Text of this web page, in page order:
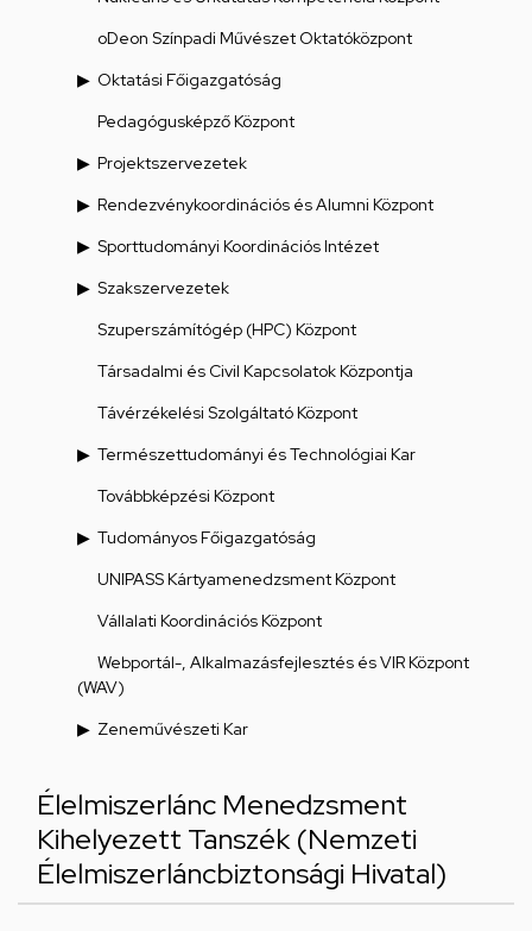
oDeon Színpadi Művészet Oktatóközpont
Oktatási Főigazgatóság
Pedagógusképző Központ
Projektszervezetek
Rendezvénykoordinációs és Alumni Központ
Sporttudományi Koordinációs Intézet
Szakszervezetek
Szuperszámítógép (HPC) Központ
Társadalmi és Civil Kapcsolatok Központja
Távérzékelési Szolgáltató Központ
Természettudományi és Technológiai Kar
Továbbképzési Központ
Tudományos Főigazgatóság
UNIPASS Kártyamenedzsment Központ
Vállalati Koordinációs Központ
Webportál-, Alkalmazásfejlesztés és VIR Központ
(WAV)
Zeneművészeti Kar
Élelmiszerlánc Menedzsment
Kihelyezett Tanszék (Nemzeti
Élelmiszerláncbiztonsági Hivatal)